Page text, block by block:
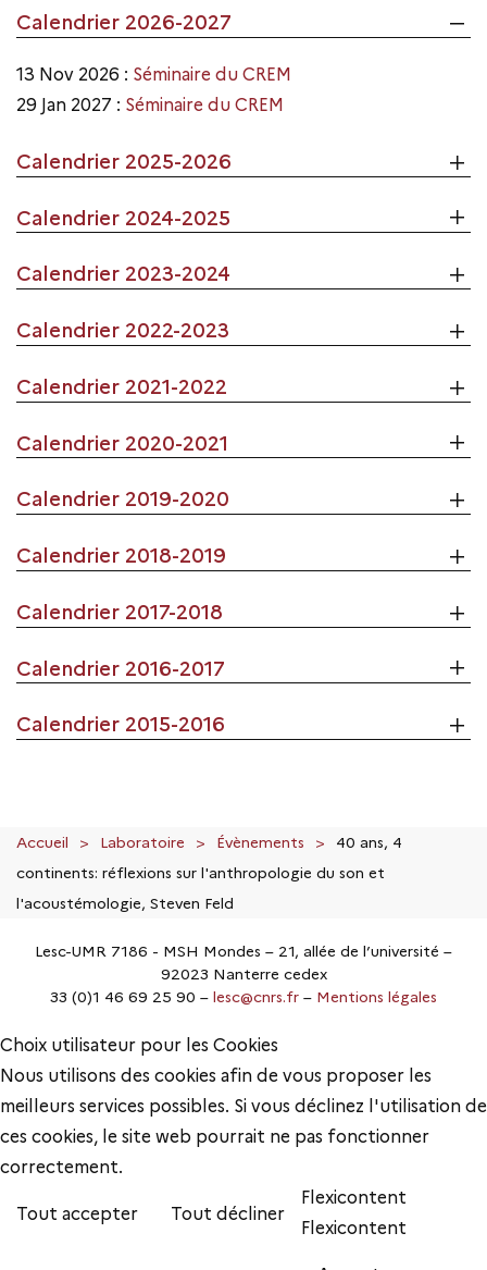
Calendrier 2026-2027
13 Nov 2026 : Séminaire du CREM
29 Jan 2027 : Séminaire du CREM
Calendrier 2025-2026
Calendrier 2024-2025
Calendrier 2023-2024
Calendrier 2022-2023
Calendrier 2021-2022
Calendrier 2020-2021
Calendrier 2019-2020
Calendrier 2018-2019
Calendrier 2017-2018
Calendrier 2016-2017
Calendrier 2015-2016
Accueil Laboratoire Évènements
40 ans, 4
continents: réflexions sur l'anthropologie du son et
l'acoustémologie, Steven Feld
Lesc-UMR 7186 - MSH Mondes – 21, allée de l’université –
92023 Nanterre cedex
33 (0)1 46 69 25 90 – lesc@cnrs.fr – Mentions légales
Choix utilisateur pour les Cookies
Nous utilisons des cookies afin de vous proposer les
meilleurs services possibles. Si vous déclinez l'utilisation de
ces cookies, le site web pourrait ne pas fonctionner
correctement.
Tout accepter Tout décliner
Flexicontent
Flexicontent